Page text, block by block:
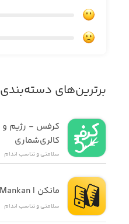
برترین‌های دسته‌بندی
کالری‌شماری
سلامتی و تناسب اندام
مانکن |‌ Mankan
سلامتی و تناسب اندام